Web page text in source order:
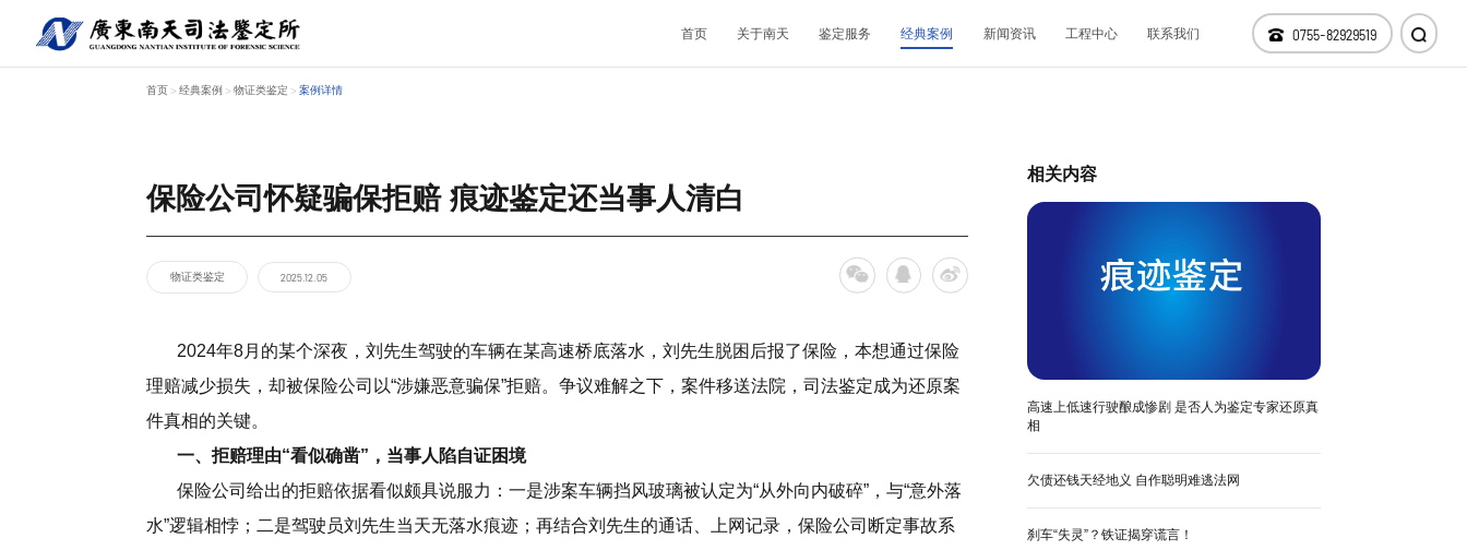
首页 关于南天 鉴定服务 经典案例 新闻资讯 工程中心 联系我们 0755-82929519
关于南天 机构文化
鉴定服务
经典案例 文件形成时间鉴定
新闻资讯
工程中心
首页 > 经典案例 > 物证类鉴定 > 案例详情
保险公司怀疑骗保拒赔 痕迹鉴定还当事人清白
物证类鉴定 2025.12.05
2024年8月的某个深夜，刘先生驾驶的车辆在某高速桥底落水，刘先生脱困后报了保险，本想通过保险
理赔减少损失，却被保险公司以“涉嫌恶意骗保”拒赔。争议难解之下，案件移送法院，司法鉴定成为还原案
件真相的关键。
一、拒赔理由“看似确凿”，当事人陷自证困境
保险公司给出的拒赔依据看似颇具说服力：一是涉案车辆挡风玻璃被认定为“从外向内破碎”，与“意外落
水”逻辑相悖；二是驾驶员刘先生当天无落水痕迹；再结合刘先生的通话、上网记录，保险公司断定事故系
相关内容
高速上低速行驶酿成惨剧 是否人为鉴定专家还原真
相
欠债还钱天经地义 自作聪明难逃法网
刹车“失灵”？铁证揭穿谎言！